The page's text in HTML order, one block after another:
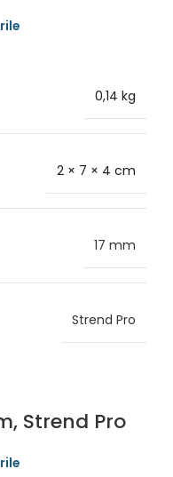
0,14 kg
2 × 7 × 4 cm
17 mm
Strend Pro
Strend Pro